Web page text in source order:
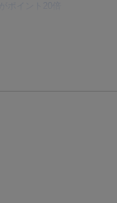
ポイント20倍